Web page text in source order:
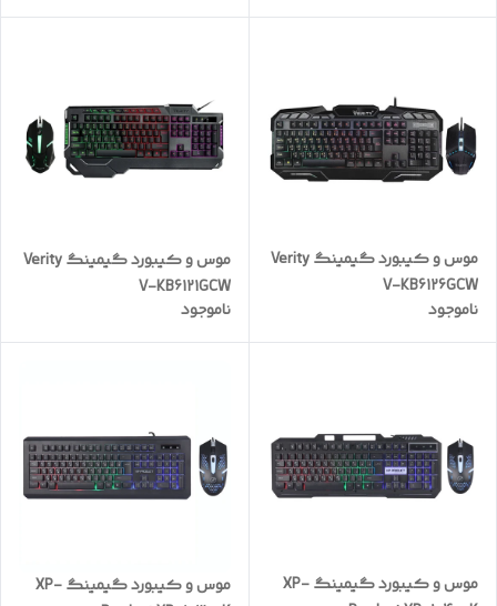
موس و کیبورد گیمینگ Verity
V-KB6126GCW
ناموجود
موس و کیبورد گیمینگ Verity
V-KB6121GCW
ناموجود
موس و کیبورد گیمینگ XP-
موس و کیبورد گیمینگ XP-